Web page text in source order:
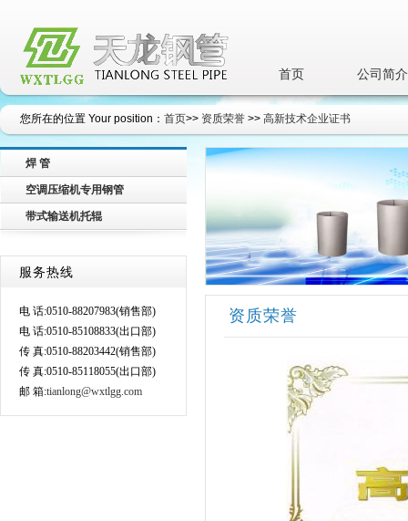
首页 公司简介
您所在的位置 Your position： 首页>> 资质荣誉 >> 高新技术企业证书
焊 管
空调压缩机专用钢管
带式输送机托辊
服务热线
电 话:0510-88207983(销售部)
电 话:0510-85108833(出口部)
传 真:0510-88203442(销售部)
传 真:0510-85118055(出口部)
邮 箱:tianlong@wxtlgg.com
资质荣誉